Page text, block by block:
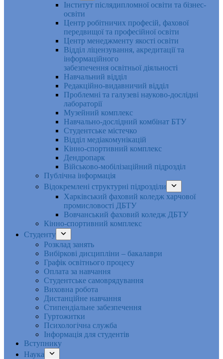
Інститут післядипломної освіти та бізнес-
освіти
Центр робітничих професій, фахової
передвищої та професійної освіти
Центр менеджменту якості освіти
Відділ ліцензування, акредитації та
інформаційного
забезпечення освітньої діяльності
Навчальний відділ
Редакційно-видавничий відділ
Проблемні та галузеві науково-дослідні
лабораторії
Музейний комплекс
Навчально-дослідний комбінат БТУ
Студентське містечко
Відділ медіакомунікацій
Кінно-спортивний комплекс
Дендропарк
Військово-мобілізаційний підрозділ
Публічна інформація
Відокремлені структурні підрозділи
Харківський фаховий коледж харчової
промисловості ДБТУ
Вовчанський фаховий коледж ДБТУ
Кінно-спортивний комплекс
Студенту
Розклад занять
Вибіркові дисципліни – бакалаври
Графік освітнього процесу
Оплата за навчання
Студентське самоврядування
Виховна робота
Дистанційне навчання
Стипендіальне забезпечення
Гуртожитки
Психологічна служба
Інформація для студентів
Вступнику
Наука